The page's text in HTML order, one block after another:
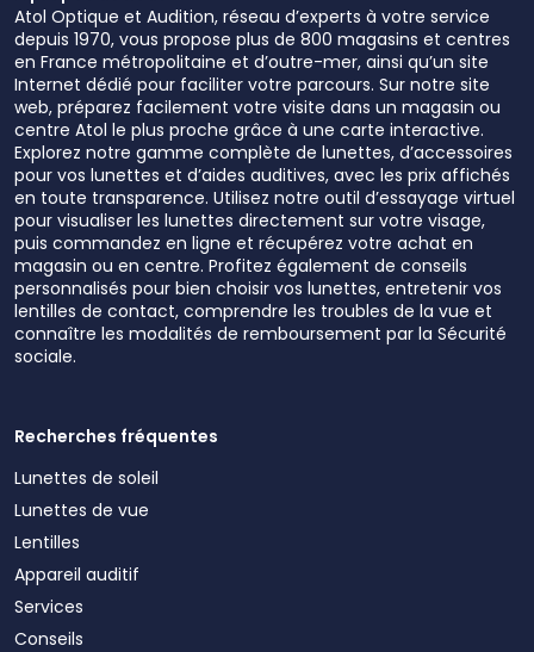
Atol Optique et Audition, réseau d’experts à votre service
depuis 1970, vous propose plus de 800 magasins et centres
en France métropolitaine et d’outre-mer, ainsi qu’un site
Internet dédié pour faciliter votre parcours. Sur notre site
web, préparez facilement votre visite dans un magasin ou
centre Atol le plus proche grâce à une carte interactive.
Explorez notre gamme complète de lunettes, d’accessoires
pour vos lunettes et d’aides auditives, avec les prix affichés
en toute transparence. Utilisez notre outil d’essayage virtuel
pour visualiser les lunettes directement sur votre visage,
puis commandez en ligne et récupérez votre achat en
magasin ou en centre. Profitez également de conseils
personnalisés pour bien choisir vos lunettes, entretenir vos
lentilles de contact, comprendre les troubles de la vue et
connaître les modalités de remboursement par la Sécurité
sociale.
Recherches fréquentes
Lunettes de soleil
Lunettes de vue
Lentilles
Appareil auditif
Services
Conseils